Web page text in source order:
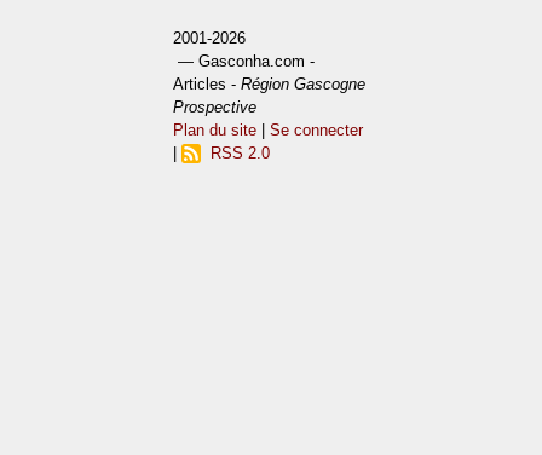
2001-2026
— Gasconha.com -
Articles -Région Gascogne
Prospective
Plan du site |Se connecter
RSS 2.0